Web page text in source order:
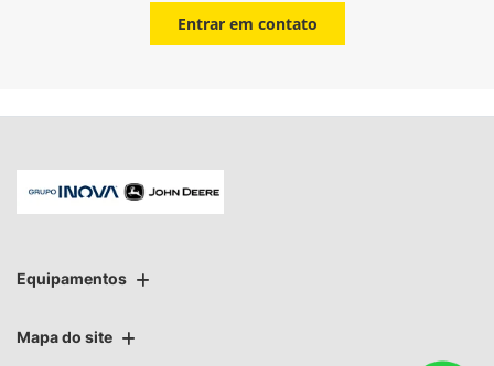
Entrar em contato
Equipamentos
Mapa do site